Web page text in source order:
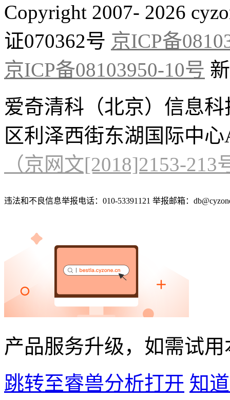
Copyright 2007- 2026
证070362号 京ICP备
京ICP备08103950-10号
爱奇清科（北京）信息
区利泽西街东湖国际中
（京网文[2018]2153-213
违法和不良信息举报电话：010-53391121 举报邮箱：
产品服务升级，如需试
跳转至睿兽分析打开 知